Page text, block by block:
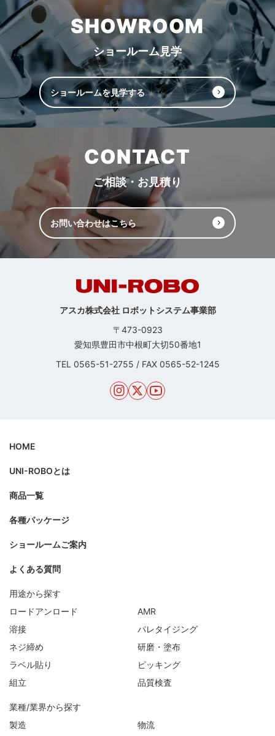
SHOWROOM
ショールーム見学
ショールームを見学する
CONTACT
ご相談・お見積り
お問い合わせはこちら
アスカ株式会社 ロボットシステム事業部
〒473-0923
愛知県豊田市中根町大切50番地1
TEL 0565-51-2755 / FAX 0565-52-1245
HOME
UNI-ROBOとは
商品一覧
各種パッケージ
ショールームご案内
よくある質問
用途から探す
ロードアンロード
AMR
溶接
パレタイジング
ネジ締め
研磨・塗布
ラベル貼り
ピッキング
組立
品質検査
業種/業界から探す
製造
物流